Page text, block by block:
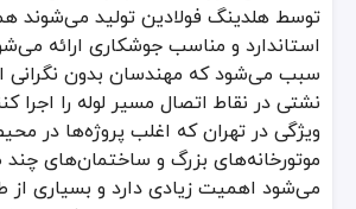
توسط هلدینگ فولادین تولید می‌شوند
استاندارد و مناسب جوشکاری ارائه
سبب می‌شود که مهندسان بدون نگرانی
نشتی در نقاط اتصال مسیر لوله را اجرا
ویژگی در تهران که اغلب پروژه‌ها در
موتورخانه‌های بزرگ و ساختمان‌های چند
می‌شود اهمیت زیادی دارد و بسیاری